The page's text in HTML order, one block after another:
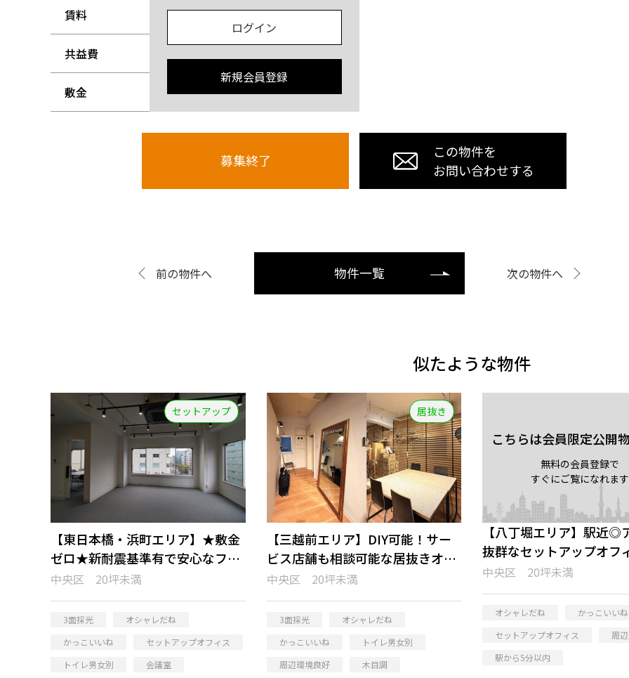
賃料 -
共益費
敷金 -
ログイン
新規会員登録
募集終了
この物件を
お問い合わせする
前の物件へ 物件一覧 次の物件へ
似たような物件
セットアップ
【東日本橋・浜町エリア】★敷金
ゼロ★新耐震基準有で安心なフル
セットアップオフィス
中央区 20坪未満
3面採光
オシャレだね
かっこいいね
セットアップオフィス
トイレ男女別
会議室
居抜き
【三越前エリア】DIY可能！サー
ビス店舗も相談可能な居抜きオフ
ィス
中央区 20坪未満
3面採光
オシャレだね
かっこいいね
トイレ男女別
周辺環境良好
木目調
こちらは会員限定公開
無料の会員登録で
すぐにご覧になれます
【八丁堀エリア】駅近◎
抜群なセットアップオフ
中央区 20坪未満
オシャレだね
かっこいいね
セットアップオフィス
周
駅から5分以内